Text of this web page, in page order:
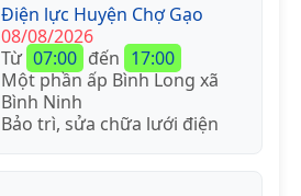
Điện lực Huyện Chợ Gạo
08/08/2026
Từ 07:00 đến 17:00
Một phần ấp Bình Long xã
Bình Ninh
Bảo trì, sửa chữa lưới điện